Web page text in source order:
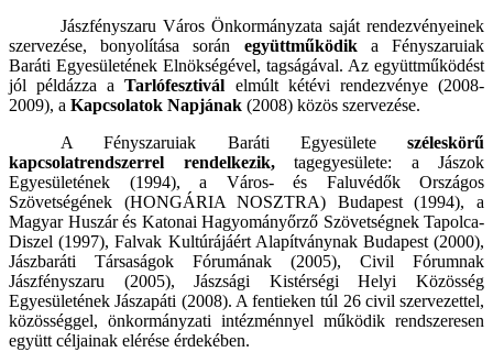
Jászfényszaru Város Önkormányzata saját rendezvényeinek
szervezése, bonyolítása során együttműködik a Fényszaruiak
Baráti Egyesületének Elnökségével, tagságával. Az együttműködést
jól példázza aTarlófesztivál elmúlt kétévi rendezvénye (2008-
2009), a Kapcsolatok Napjának (2008) közös szervezése.
A Fényszaruiak Baráti Egyesülete széleskörű
kapcsolatrendszerrel rendelkezik, tagegyesülete: a Jászok
Egyesületének (1994), a Város- és Faluvédők Országos
Szövetségének (HONGÁRIA NOSZTRA) Budapest (1994), a
Magyar Huszár és Katonai Hagyományőrző Szövetségnek Tapolca-
Diszel (1997), Falvak Kultúrájáért Alapítványnak Budapest (2000),
Jászbaráti Társaságok Fórumának (2005), Civil Fórumnak
Jászfényszaru (2005), Jászsági Kistérségi Helyi Közösség
Egyesületének Jászapáti (2008). A fentieken túl 26 civil szervezettel,
közösséggel, önkormányzati intézménnyel működik rendszeresen
együtt céljainak elérése érdekében.